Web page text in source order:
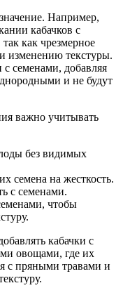
Например,
кабачков с
как чрезмерное
изменению текстуры.
семенами, добавляя
и не будут
важно учитывать
без видимых
семена на жесткость.
с семенами.
чтобы
кабачки с
овощами, где их
с пряными травами и